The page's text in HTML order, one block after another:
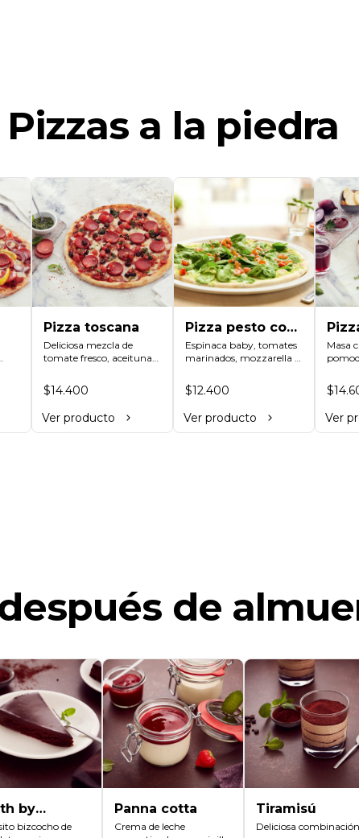
Pizzas a la piedra
Pizza toscana
Deliciosa mezcla de
tomate fresco, aceitunas
de albahaca fresca,
mozzarella y nuestra
en casa.
$14.400
Ver producto
Pizza pesto con
spinaci
Espinaca baby, tomates
marinados, mozzarella y
pesto de albahaca.
$12.400
Ver producto
Masa
Ver
de
by
bizcocho de
Panna cotta
Crema de leche
Tiramisú
Deliciosa